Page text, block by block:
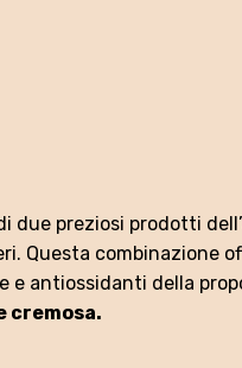
due preziosi prodotti
Questa combinazione
e antiossidanti della
cremosa.